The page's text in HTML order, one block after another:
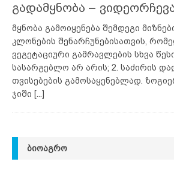
გადამყნობა –
მყნობა გამოიყენება შემდეგი
კლონების შენარჩუნებისათვის,
ვეგეტაციური გამრავლების სხვა
სასარგებლო არ არის; 2. საძირის
თვისებების გამოსაყენებლად.
ჯიში [...]
ᲑᲘᲝᲐᲒᲠᲝ